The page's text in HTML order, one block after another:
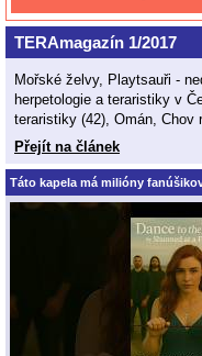
TERAmagazín 1/2017
Mořské želvy, Playtsauři -
herpetologie a teraristiky v
teraristiky (42), Omán, Chov
Přejít na článek
Táto kapela má milióny